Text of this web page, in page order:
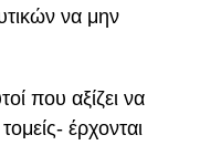
να μην
που αξίζει να
έρχονται